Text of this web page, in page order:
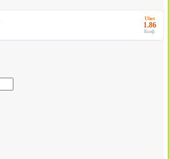
Ubet
1.86
Коэф.